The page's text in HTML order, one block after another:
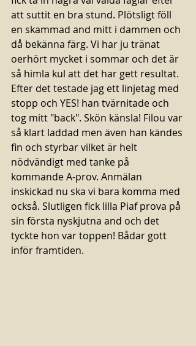
att suttit en bra stund. Plötsligt föll
en skammad and mitt i dammen och
då bekänna färg. Vi har ju tränat
oerhört mycket i sommar och det är
så himla kul att det har gett resultat.
Efter det testade jag ett linjetag med
stopp och YES! han tvärnitade och
tog mitt "back". Skön känsla! Filou var
så klart laddad men även han kändes
fin och styrbar vilket är helt
nödvändigt med tanke på
kommande A-prov. Anmälan
inskickad nu ska vi bara komma med
också. Slutligen fick lilla Piaf prova på
sin första nyskjutna and och det
tyckte hon var toppen! Bådar gott
inför framtiden.